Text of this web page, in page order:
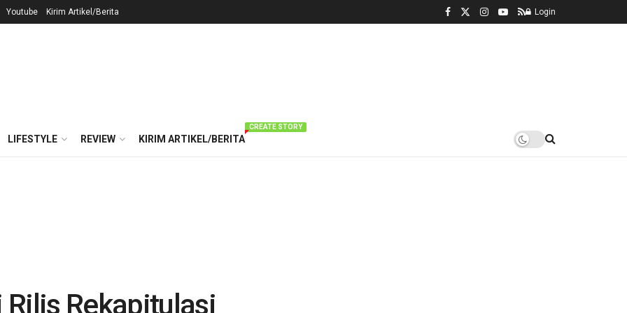
Youtube Kirim Artikel/Berita Login
LIFESTYLE REVIEW KIRIM ARTIKEL/BERITA
CREATE STORY
Rekapitulasi